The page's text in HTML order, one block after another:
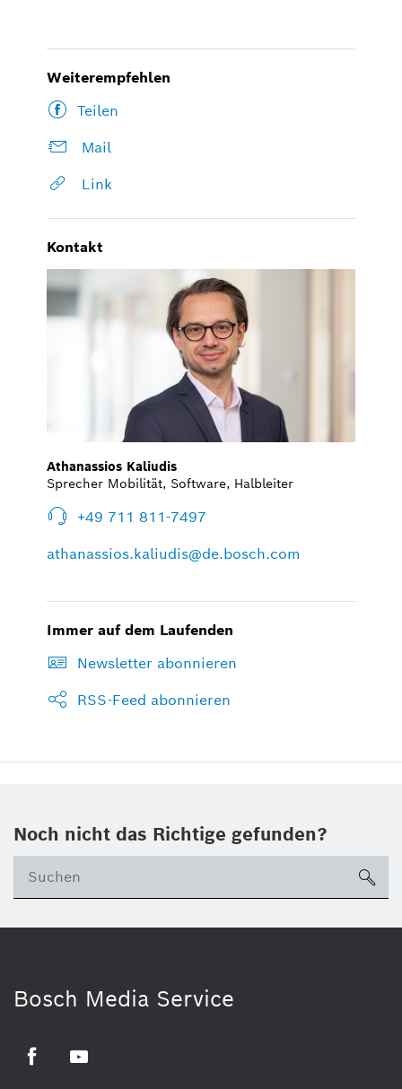
Weiterempfehlen
Teilen
Mail
Link
Kontakt
Athanassios Kaliudis
Sprecher Mobilität, Software, Halbleiter
+49 711 811-7497
athanassios.kaliudis@de.bosch.com
Immer auf dem Laufenden
Newsletter abonnieren
RSS-Feed abonnieren
Noch nicht das Richtige gefunden?
Bosch Media Service